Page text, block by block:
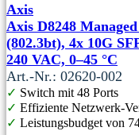
Axis
Axis D8248
(802.3bt), 4x 10G
240 VAC, 0–45 °C
Art.-Nr.: 02620-002
✓ Switch mit 48 Ports
✓ Effiziente Netzwerk-
✓ Leistungsbudget von